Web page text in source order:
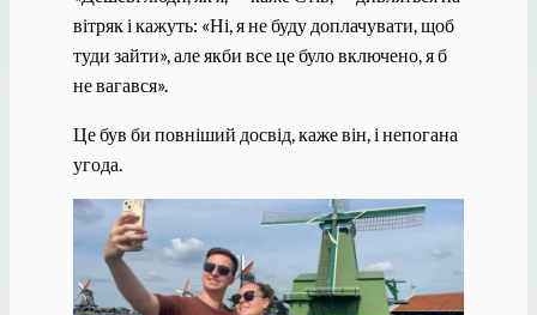
вітряк і кажуть: «Ні, я не буду доплачувати, щоб
туди зайти», але якби все це було включено, я б
не вагався».
Це був би повніший досвід, каже він, і непогана
угода.